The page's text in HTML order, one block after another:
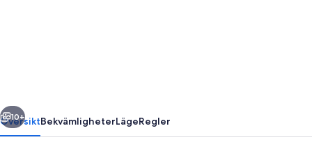
Nästa
10+
ÖversiktBekvämligheterLägeRegler